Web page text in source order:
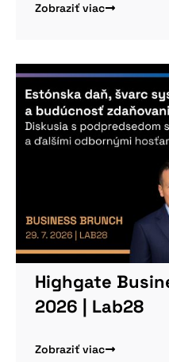
Zobraziť viac
Highgate
2026 | Lab28
Zobraziť viac